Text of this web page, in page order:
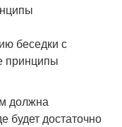
беседки с
принципы
должна
будет достаточно